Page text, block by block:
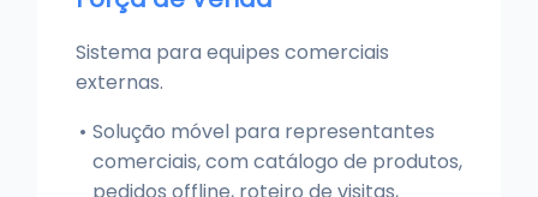
Sistema para equipes comerciais
externas.
Solução móvel para representantes
comerciais, com catálogo de produtos,